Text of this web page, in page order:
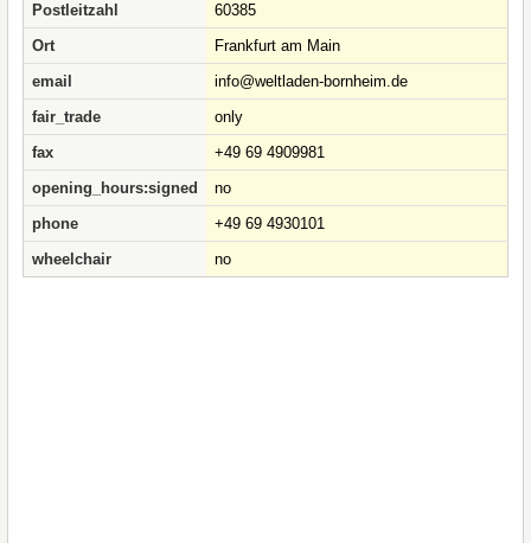
Postleitzahl
60385
Ort
Frankfurt am Main
email
info@weltladen-bornheim.de
fair_trade
only
fax
+49 69 4909981
opening_hours:signed
no
phone
+49 69 4930101
wheelchair
no